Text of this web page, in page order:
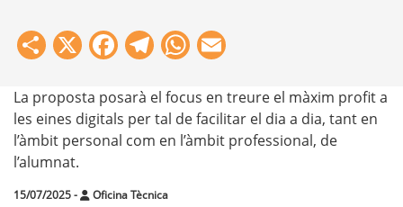
Share
X Facebook
Telegram
WhatsApp
La proposta posarà el focus en treure el màxim profit a
les eines digitals per tal de facilitar el dia a dia, tant en
l’àmbit personal com en l’àmbit professional, de
l’alumnat.
15/07/2025- Oficina Tècnica